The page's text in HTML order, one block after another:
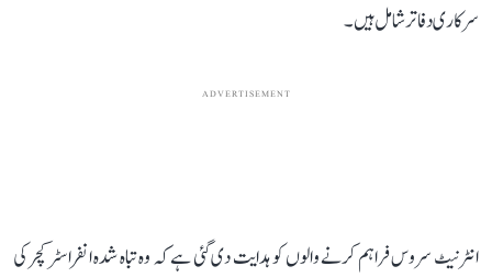
سرکاری دفاتر شامل ہیں۔
ADVERTISEMENT
انٹرنیٹ سروس فراہم کرنے والوں کو ہدایت دی گئی ہے کہ وہ تباہ شدہ انفراسٹرکچر کی